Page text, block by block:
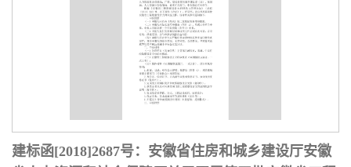
建标函[2018]2687号：安徽省住房和城乡建设厅安徽